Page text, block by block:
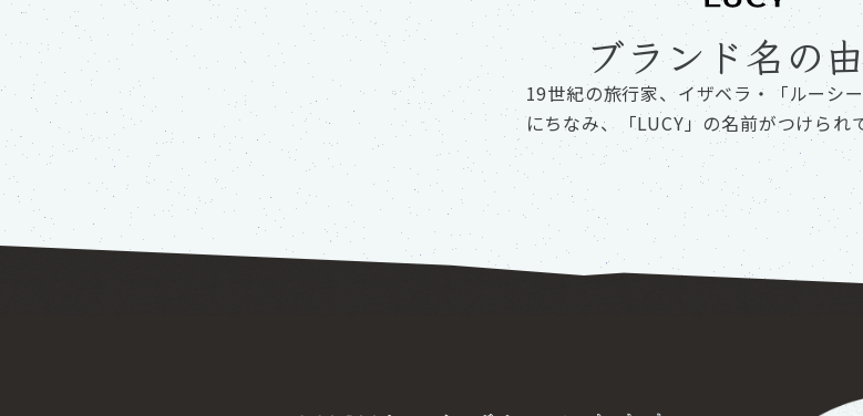
ブランド名の
19世紀の旅行家、イザベラ・「ルーシ
にちなみ、「LUCY」の名前がつけられ